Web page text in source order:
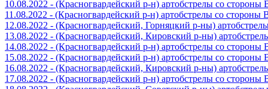
10.08.2022 - (Красногвардейский р-н) артобстрелы со
11.08.2022 - (Красногвардейский р-н) артобстрелы со стороны
12.08.2022 - (Красногвардейский, Горняцкий р-ны)
13.08.2022 - (Красногвардейский, Кировский р-ны)
14.08.2022 - (Красногвардейский р-н) артобстрелы со
15.08.2022 - (Красногвардейский р-н) артобстрелы со
16.08.2022 - (Красногвардейский, Кировский р-ны)
17.08.2022 - (Красногвардейский р-н) артобстрелы со